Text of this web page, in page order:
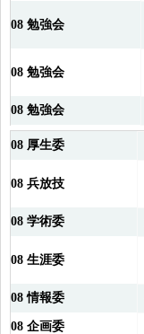
08 勉強会
08 勉強会
08 勉強会
08 厚生委
08 兵放技
08 学術委
08 生涯委
08 情報委
08 企画委